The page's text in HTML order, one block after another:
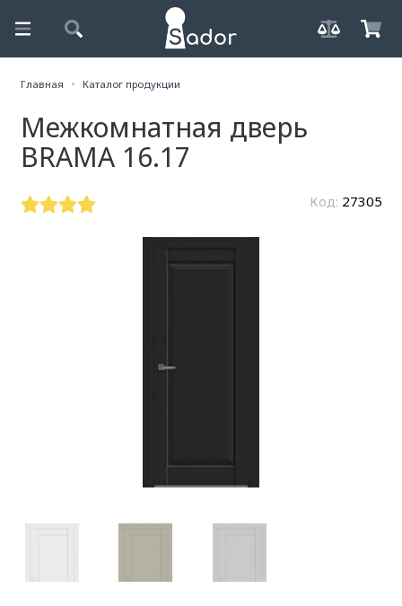
Главная Каталог продукции
Межкомнатная дверь
BRAMA 16.17
Код: 27305